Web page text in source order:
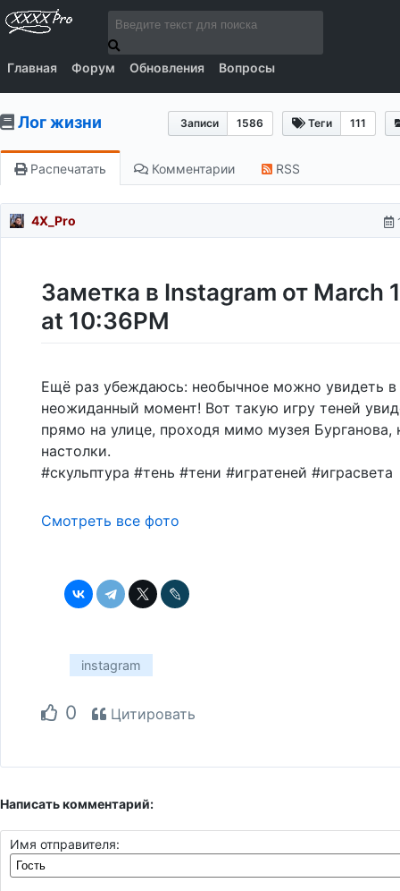
Главная Форум Обновления Вопросы
Записи 1586 Теги 111
Лог жизни
Распечатать Комментарии RSS
4X_Pro
Заметка в Instagram от March
at 10:36PM
Ещё раз убеждаюсь: необычное можно увидеть
неожиданный момент! Вот такую игру теней
прямо на улице, проходя мимо музея Бурганова,
настолки.
#скульптура #тень #тени #игратеней #играсвета
Смотреть все фото
instagram
0 Цитировать
Написать комментарий:
Имя отправителя: